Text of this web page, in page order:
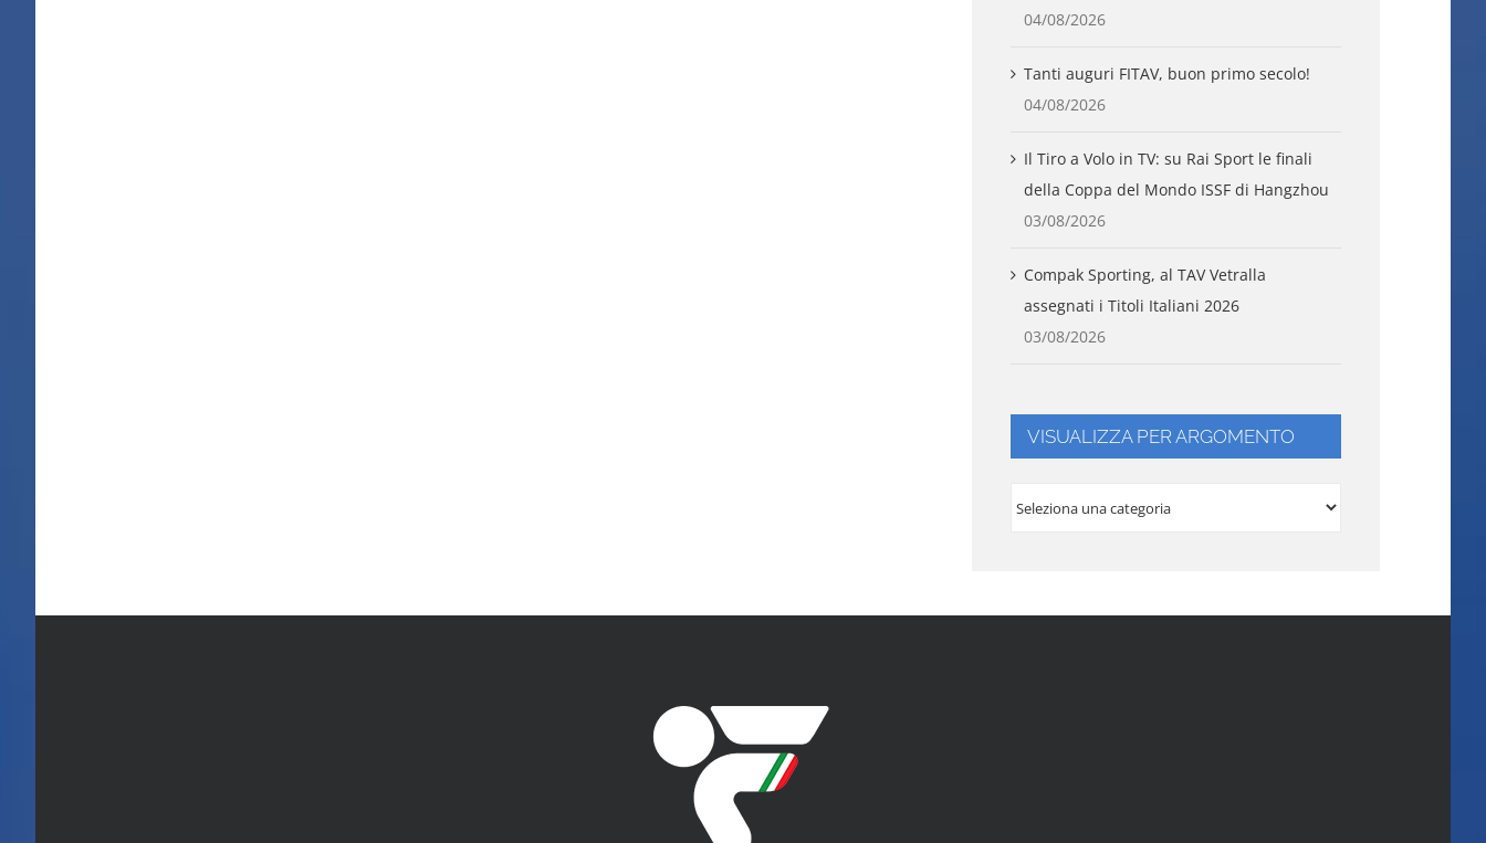
04/08/2026
Tanti auguri FITAV, buon primo secolo!
04/08/2026
Il Tiro a Volo in TV: su Rai Sport le finali
della Coppa del Mondo ISSF di Hangzhou
03/08/2026
Compak Sporting, al TAV Vetralla
assegnati i Titoli Italiani 2026
03/08/2026
VISUALIZZA PER ARGOMENTO